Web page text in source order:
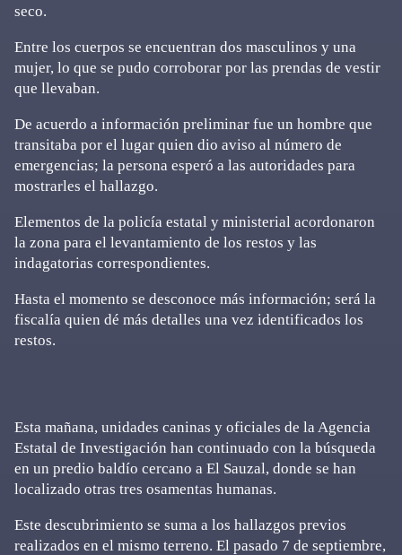
seco.
Entre los cuerpos se encuentran dos masculinos y una
mujer, lo que se pudo corroborar por las prendas de vestir
que llevaban.
De acuerdo a información preliminar fue un hombre que
transitaba por el lugar quien dio aviso al número de
emergencias; la persona esperó a las autoridades para
mostrarles el hallazgo.
Elementos de la policía estatal y ministerial acordonaron
la zona para el levantamiento de los restos y las
indagatorias correspondientes.
Hasta el momento se desconoce más información; será la
fiscalía quien dé más detalles una vez identificados los
restos.
Esta mañana, unidades caninas y oficiales de la Agencia
Estatal de Investigación han continuado con la búsqueda
en un predio baldío cercano a El Sauzal, donde se han
localizado otras tres osamentas humanas.
Este descubrimiento se suma a los hallazgos previos
realizados en el mismo terreno. El pasado 7 de septiembre,